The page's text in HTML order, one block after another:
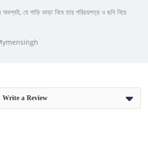
অবশ্যই, যে গাড়ি ভাড়া নিবে তার পরিচয়পত্র ও ছবি নিয়ে
Write a Review